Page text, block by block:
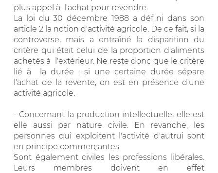
plus appel à l'achat pour revendre.
La loi du 30 décembre 1988 a défini dans son
article 2 la notion d'activité agricole. De ce fait, si la
controverse, mais a entraîné la disparition du
critère qui était celui de la proportion d'aliments
achetés à l'extérieur. Ne reste donc que le critère
lié à la durée : si une certaine durée sépare
l'achat de la revente, on est en présence d'une
activité agricole.
- Concernant la production intellectuelle, elle est
elle aussi par nature civile. En revanche, les
personnes qui exploitent l'activité d'autrui sont
en principe commerçantes.
Sont également civiles les professions libérales.
Leurs membres doivent en effet